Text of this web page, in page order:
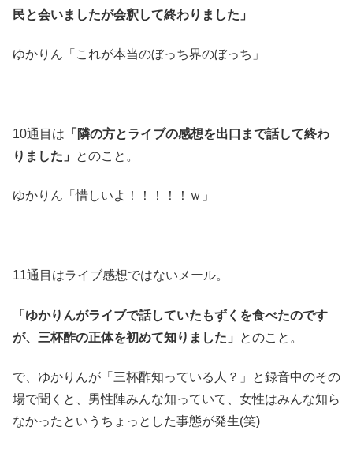
民と会いましたが会釈して終わりました」
ゆかりん「これが本当のぼっち界のぼっち」
10通目は 「隣の方とライブの感想を出口まで話して終わ
りました」
とのこと。
ゆかりん「惜しいよ！！！！！ｗ」
11通目はライブ感想ではないメール。
「ゆかりんがライブで話していたもずくを食べたのです
が、三杯酢の正体を初めて知りました」
とのこと。
で、ゆかりんが「三杯酢知っている人？」と録音中のその
場で聞くと、男性陣みんな知っていて、女性はみんな知ら
なかったというちょっとした事態が発生(笑)